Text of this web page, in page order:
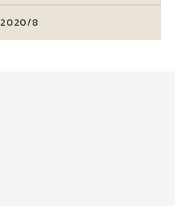
2020/8